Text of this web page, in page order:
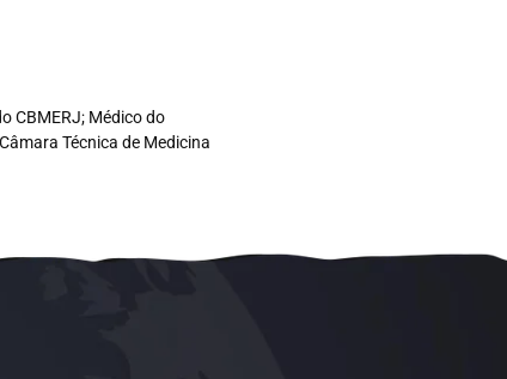
CBMERJ; Médico do
Técnica de Medicina